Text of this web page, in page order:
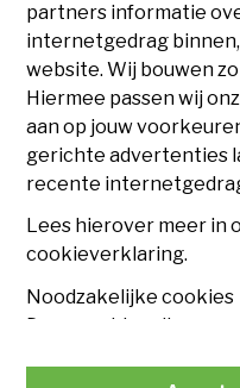
partners informatie
internetgedrag
website. Wij bouwen
Hiermee passen wij
aan op jouw
gerichte advertenties
recente
Lees hierover meer in
cookieverklaring.
Noodzakelijke cookies
Deze cookies zijn
worden uitgeschakeld.
FANSHOP
Wedstrijdcollectie